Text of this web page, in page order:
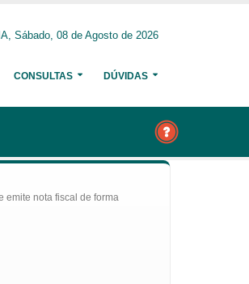
Sábado, 08 de Agosto de 2026
CONSULTAS DÚVIDAS
emite nota fiscal de forma